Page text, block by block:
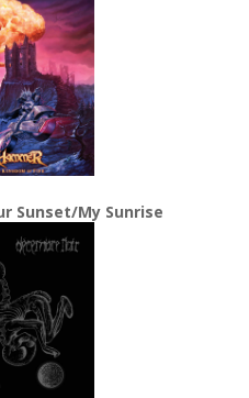
Sunset/My Sunrise